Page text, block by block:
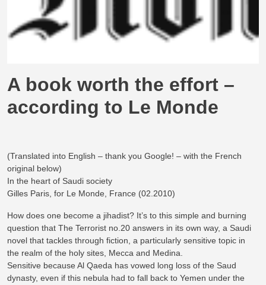
A book worth the effort –
according to Le Monde
(Translated into English – thank you Google! – with the French
original below)
In the heart of Saudi society
Gilles Paris, for Le Monde, France (02.2010)
How does one become a jihadist? It’s to this simple and burning
question that The Terrorist no.20 answers in its own way, a Saudi
novel that tackles through fiction, a particularly sensitive topic in
the realm of the holy sites, Mecca and Medina.
Sensitive because Al Qaeda has vowed long loss of the Saud
dynasty, even if this nebula had to fall back to Yemen under the